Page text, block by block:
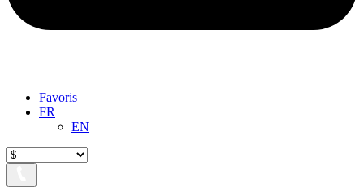
Favoris
FR
EN